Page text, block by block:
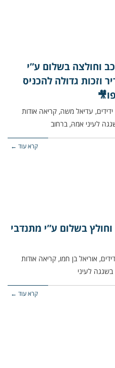
וחולצה בשלום ע”י
וזכות גדולה להכניס
קיבל מוקדן ידידים, עדיאל משה, קריאה אודות
לעיני אמהּ, ברחוב
קרא עוד ←
בשלום ע”י מתנדבי
קיבל מוקדן ידידים, אוריאל בן חמו, קריאה אודות
לעיני
קרא עוד ←